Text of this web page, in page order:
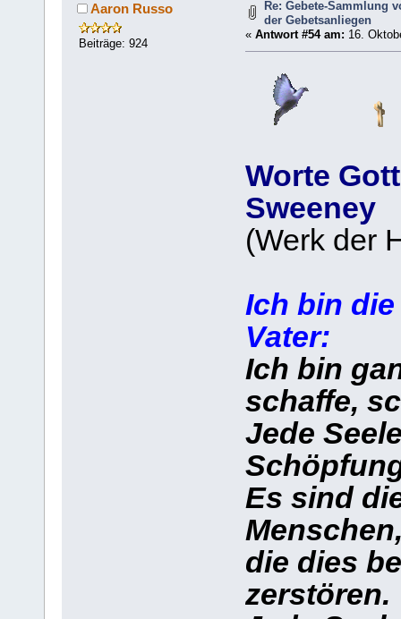
Aaron Russo
Beiträge: 924
Re: Gebete-Sammlung
der Gebetsanliegen
« Antwort #54 am: 16.
Worte
Sweeney
(Werk der
Ich bin
Vater:
Ich bin
schaffe,
Jede
Es sind
die dies
zerstören.